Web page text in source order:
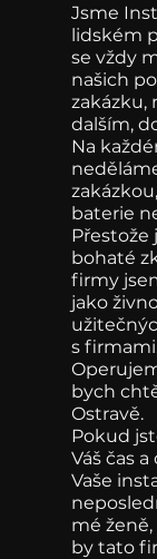
Jsme
lidském
se vždy
našich
zakázku,
dalším,
Na
baterie
Přestože
bohaté
firmy
jako
s
bych
Ostravě.
Pokud
Váš čas
Vaše
mé
by tato